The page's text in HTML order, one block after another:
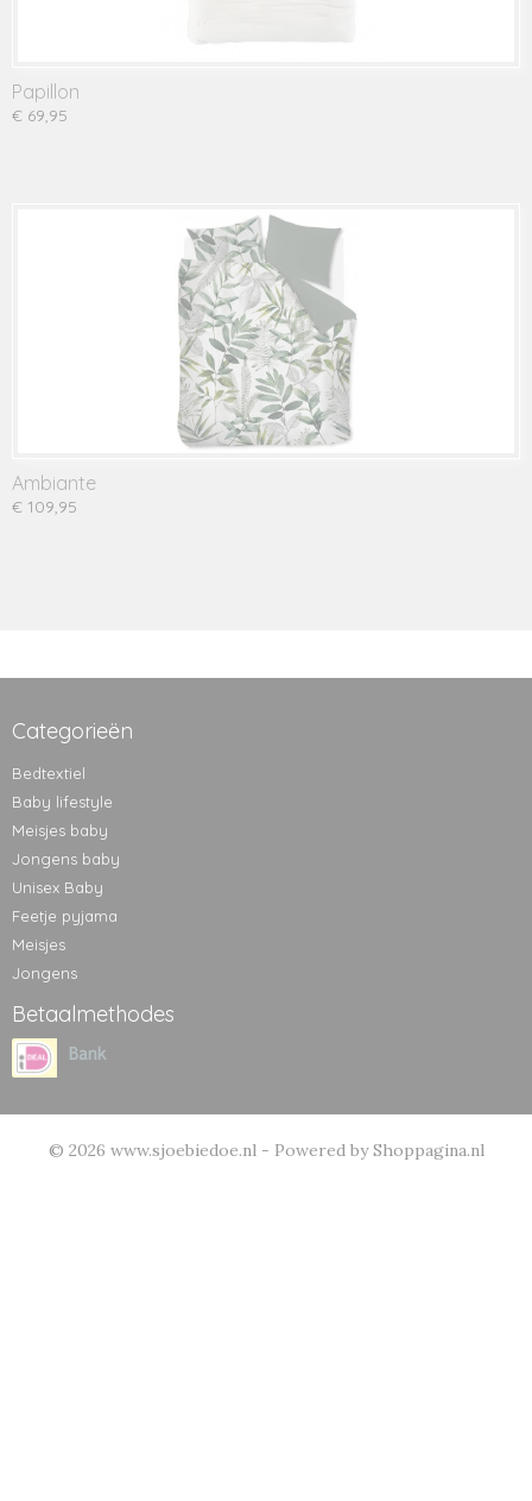
Papillon
€ 69,95
Ambiante
€ 109,95
Categorieën
Bedtextiel
Baby lifestyle
Meisjes baby
Jongens baby
Unisex Baby
Feetje pyjama
Meisjes
Jongens
Betaalmethodes
© 2026 www.sjoebiedoe.nl - Powered by Shoppagina.nl